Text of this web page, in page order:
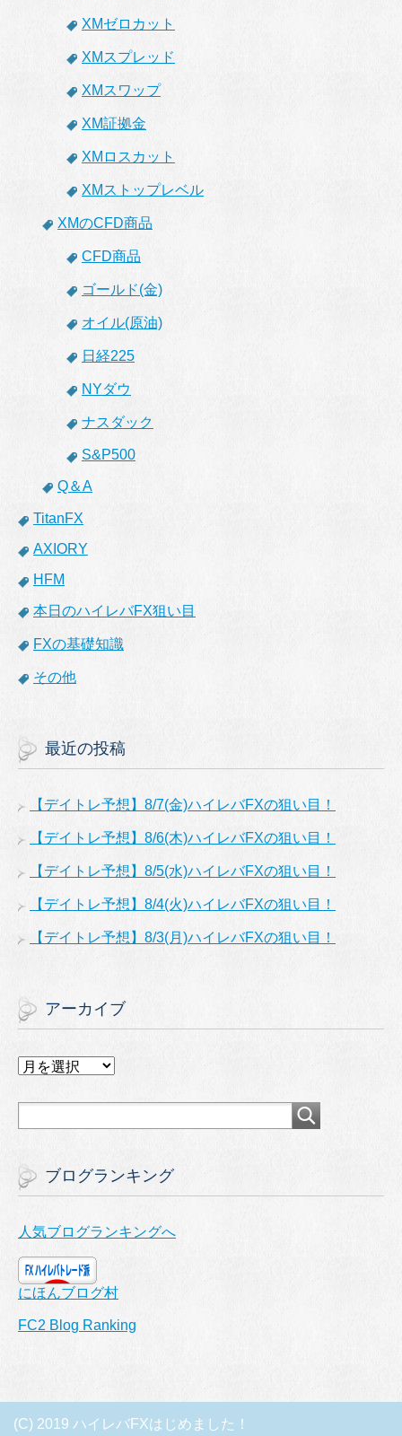
XMゼロカット
XMスプレッド
XMスワップ
XM証拠金
XMロスカット
XMストップレベル
XMのCFD商品
CFD商品
ゴールド(金)
オイル(原油)
日経225
NYダウ
ナスダック
S&P500
Q＆A
TitanFX
AXIORY
HFM
本日のハイレバFX狙い目
FXの基礎知識
その他
最近の投稿
【デイトレ予想】8/7(金)ハイレバFXの狙い目！
【デイトレ予想】8/6(木)ハイレバFXの狙い目！
【デイトレ予想】8/5(水)ハイレバFXの狙い目！
【デイトレ予想】8/4(火)ハイレバFXの狙い目！
【デイトレ予想】8/3(月)ハイレバFXの狙い目！
アーカイブ
ア
カ
ブログランキング
人気ブログランキングへ
にほんブログ村
FC2 Blog Ranking
(C) 2019 ハイレバFXはじめました！